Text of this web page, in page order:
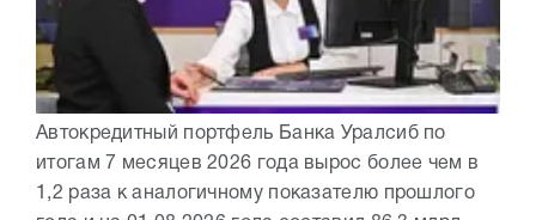
Автокредитный портфель Банка Уралсиб по
итогам 7 месяцев 2026 года вырос более чем в
1,2 раза к аналогичному показателю прошлого